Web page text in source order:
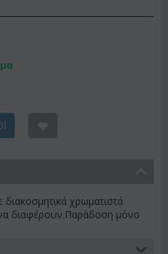
χρωματιστά
διαφέρουν.Παράδοση μόνο